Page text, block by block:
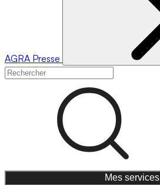
AGRA Presse
Mes services